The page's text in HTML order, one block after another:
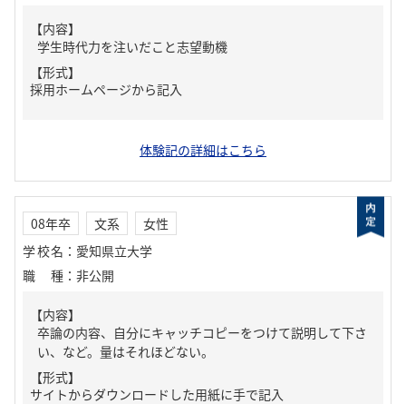
【内容】
学生時代力を注いだこと志望動機
【形式】
採用ホームページから記入
体験記の詳細はこちら
08年卒 文系
女性
学校名 ： 愛知県立大学
職種 ： 非公開
【内容】
卒論の内容、自分にキャッチコピーをつけて説明して下さ
い、など。量はそれほどない。
【形式】
サイトからダウンロードした用紙に手で記入